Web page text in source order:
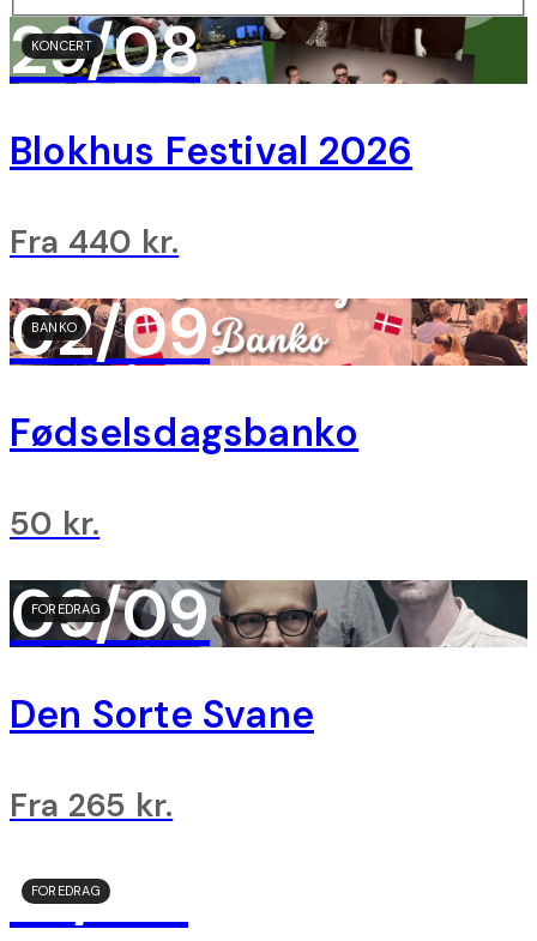
KONCERT
29/08
Blokhus Festival 2026
Fra 440 kr.
BANKO
02/09
Fødselsdagsbanko
50 kr.
FOREDRAG
09/09
Den Sorte Svane
Fra 265 kr.
FOREDRAG
15/09